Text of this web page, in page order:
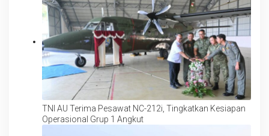
TNI AU Terima Pesawat NC-212i, Tingkatkan Kesiapan
Operasional Grup 1 Angkut